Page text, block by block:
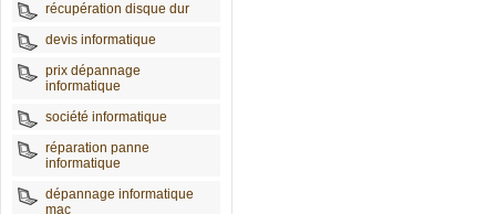
récupération disque dur
devis informatique
prix dépannage
informatique
société informatique
réparation panne
informatique
dépannage informatique
mac